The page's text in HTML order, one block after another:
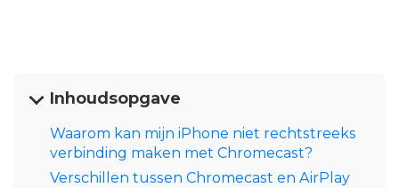
Inhoudsopgave
Waarom kan mijn iPhone niet rechtstreeks
verbinding maken met Chromecast?
Verschillen tussen Chromecast en AirPlay